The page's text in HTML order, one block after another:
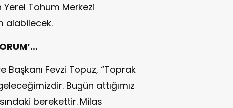
Yerel Tohum Merkezi
alabilecek.
Başkanı Fevzi Topuz, “Toprak
Bugün attığımız
berekettir. Milas